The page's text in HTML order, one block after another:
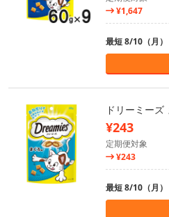
¥1,647
最短 8/10（月）
ドリーミー
¥243
定期便対象
¥243
最短 8/10（月）